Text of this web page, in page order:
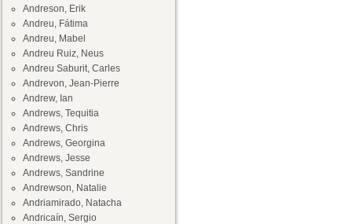
Andreson, Erik
Andreu, Fátima
Andreu, Mabel
Andreu Ruiz, Neus
Andreu Saburit, Carles
Andrevon, Jean-Pierre
Andrew, Ian
Andrews, Tequitia
Andrews, Chris
Andrews, Georgina
Andrews, Jesse
Andrews, Sandrine
Andrewson, Natalie
Andriamirado, Natacha
Andricaín, Sergio